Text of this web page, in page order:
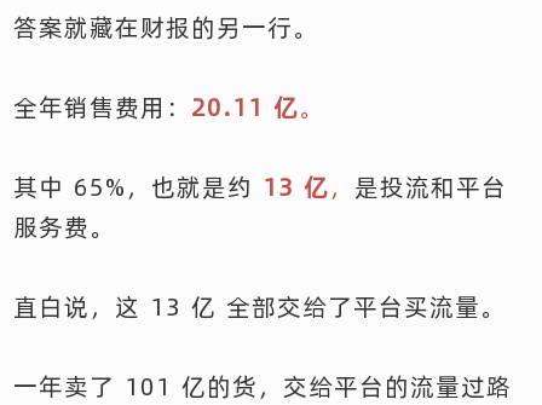
答案就藏在财报的另一行。
全年销售费用： 20.11 亿。
其中 65%，也就是约 13 亿， 是投流和平台
服务费。
直白说，这 13 亿 全部交给了平台买流量。
一年卖了 101 亿的货，交给平台的流量过路